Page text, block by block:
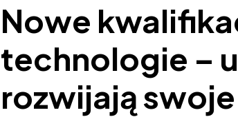
Nowe
technologie –
rozwijają